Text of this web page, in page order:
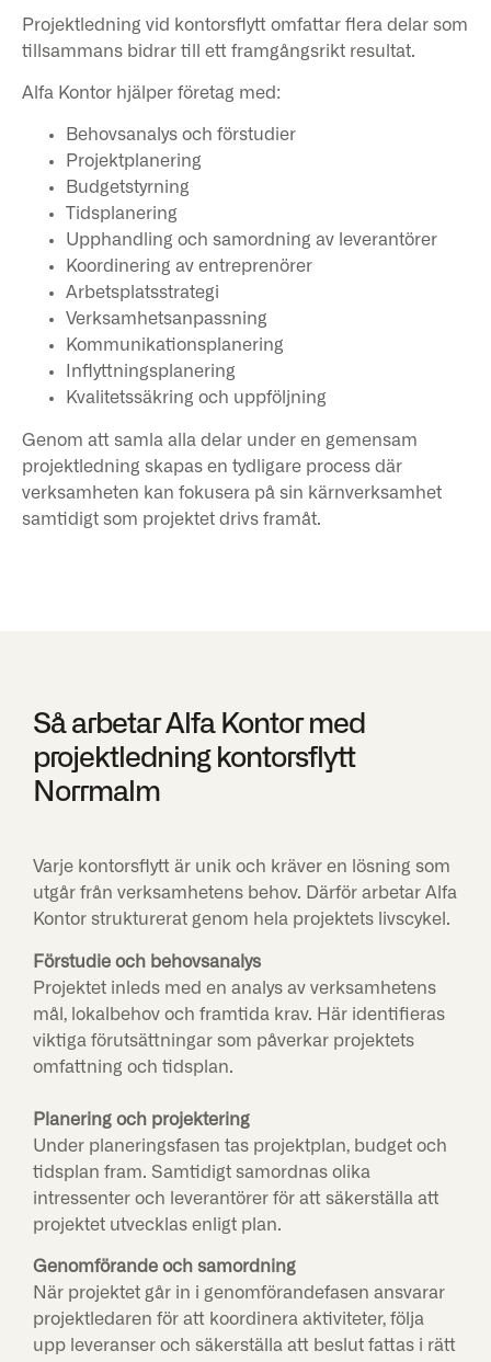
Projektledning vid kontorsflytt omfattar flera delar som
tillsammans bidrar till ett framgångsrikt resultat.
Alfa Kontor hjälper företag med:
Behovsanalys och förstudier
Projektplanering
Budgetstyrning
Tidsplanering
Upphandling och samordning av leverantörer
Koordinering av entreprenörer
Arbetsplatsstrategi
Verksamhetsanpassning
Kommunikationsplanering
Inflyttningsplanering
Kvalitetssäkring och uppföljning
Genom att samla alla delar under en gemensam
projektledning skapas en tydligare process där
verksamheten kan fokusera på sin kärnverksamhet
samtidigt som projektet drivs framåt.
Så arbetar Alfa Kontor med
projektledning kontorsflytt
Norrmalm
Varje kontorsflytt är unik och kräver en lösning som
utgår från verksamhetens behov. Därför arbetar Alfa
Kontor strukturerat genom hela projektets livscykel.
Förstudie och behovsanalys
Projektet inleds med en analys av verksamhetens
mål, lokalbehov och framtida krav. Här identifieras
viktiga förutsättningar som påverkar projektets
omfattning och tidsplan.
Planering och projektering
Under planeringsfasen tas projektplan, budget och
tidsplan fram. Samtidigt samordnas olika
intressenter och leverantörer för att säkerställa att
projektet utvecklas enligt plan.
Genomförande och samordning
När projektet går in i genomförandefasen ansvarar
projektledaren för att koordinera aktiviteter, följa
upp leveranser och säkerställa att beslut fattas i rätt